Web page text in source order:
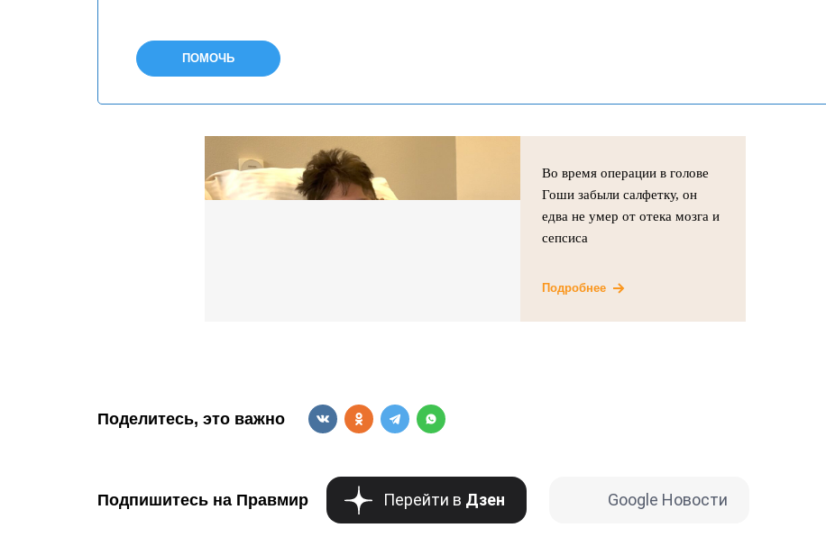
ПОМОЧЬ
Во время операции в голове
Гоши забыли салфетку, он
едва не умер от отека мозга и
сепсиса
Подробнее
Поделитесь, это важно
Подпишитесь на Правмир Перейти в Дзен Google Новости